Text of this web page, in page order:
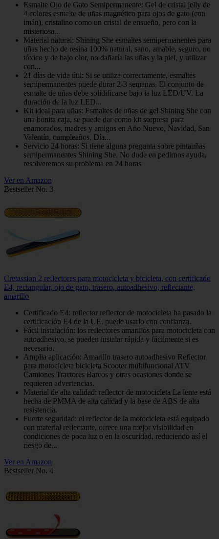
Esmalte Ojo de Gato Semipermanente: Gel de cristal jelly de
4 colores esmalte de uñas magnético para ojos de gato (con
imán), cristalino como un cristal de ensueño, pero con la
misteriosa...
Material natural: Shining She esmaltes semipermanentes para
uñas hecho de resina 100% natural, sano, amable, seguro, no
tóxico y de bajo olor, no dañaría las uñas y la piel, y utilizar
con...
21 días de vida útil: Si se utiliza correctamente, esmaltes
semipermanentes puede durar 2-3 semanas. El conjunto de
esmalte de uñas debe solidificarse bajo la luz LED/UV. La
duración de la luz LED...
Kit ideal para uñas: Esmaltes de uñas de gel Shining She con
una bonita caja, se puede dar como kit sorpresa para
enamorados, madres y amigos en Año Nuevo, Navidad, San
Valentín, cumpleaños, Día...
Servicio 24 horas: Si tiene alguna pregunta sobre pintauñas
semipermanentes Shining She, No dude en pedirnos ayuda,
resolveremos su problema en 24 horas
Ver en Amazon
Bestseller No. 3
Cretassion 2 reflectores para motocicleta y bicicleta, con certificado
E4, rectangular, ojo de gato, trasero, autoadhesivo, reflectante,
amarillo
Certificado E4: reflector reflector de motocicleta ha pasado la
certificación E4 de la UE, puede usarlo con confianza.
Fácil instalación: los reflectores amarillos para motocicleta con
autoadhesivo, se pueden instalar rápida y fácilmente si es
necesario.
Amplia aplicación: Amarillo trasero autoadhesivo Reflector
para motocicleta bicicleta Scooter multifuncional ATV
Camiones Tractores Barcos y otras ocasiones donde se
requieren advertencias.
Material de alta calidad: reflector de motocicleta La lente está
hecha de PMMA de alta calidad y la base de ABS de alta
resistencia.
Fuerte seguridad: el reflector de la motocicleta está equipado
con material reflectante, ofrece una mejor visibilidad en
condiciones de poca luz o en la oscuridad, reduciendo así el
riesgo de...
Ver en Amazon
Bestseller No. 4